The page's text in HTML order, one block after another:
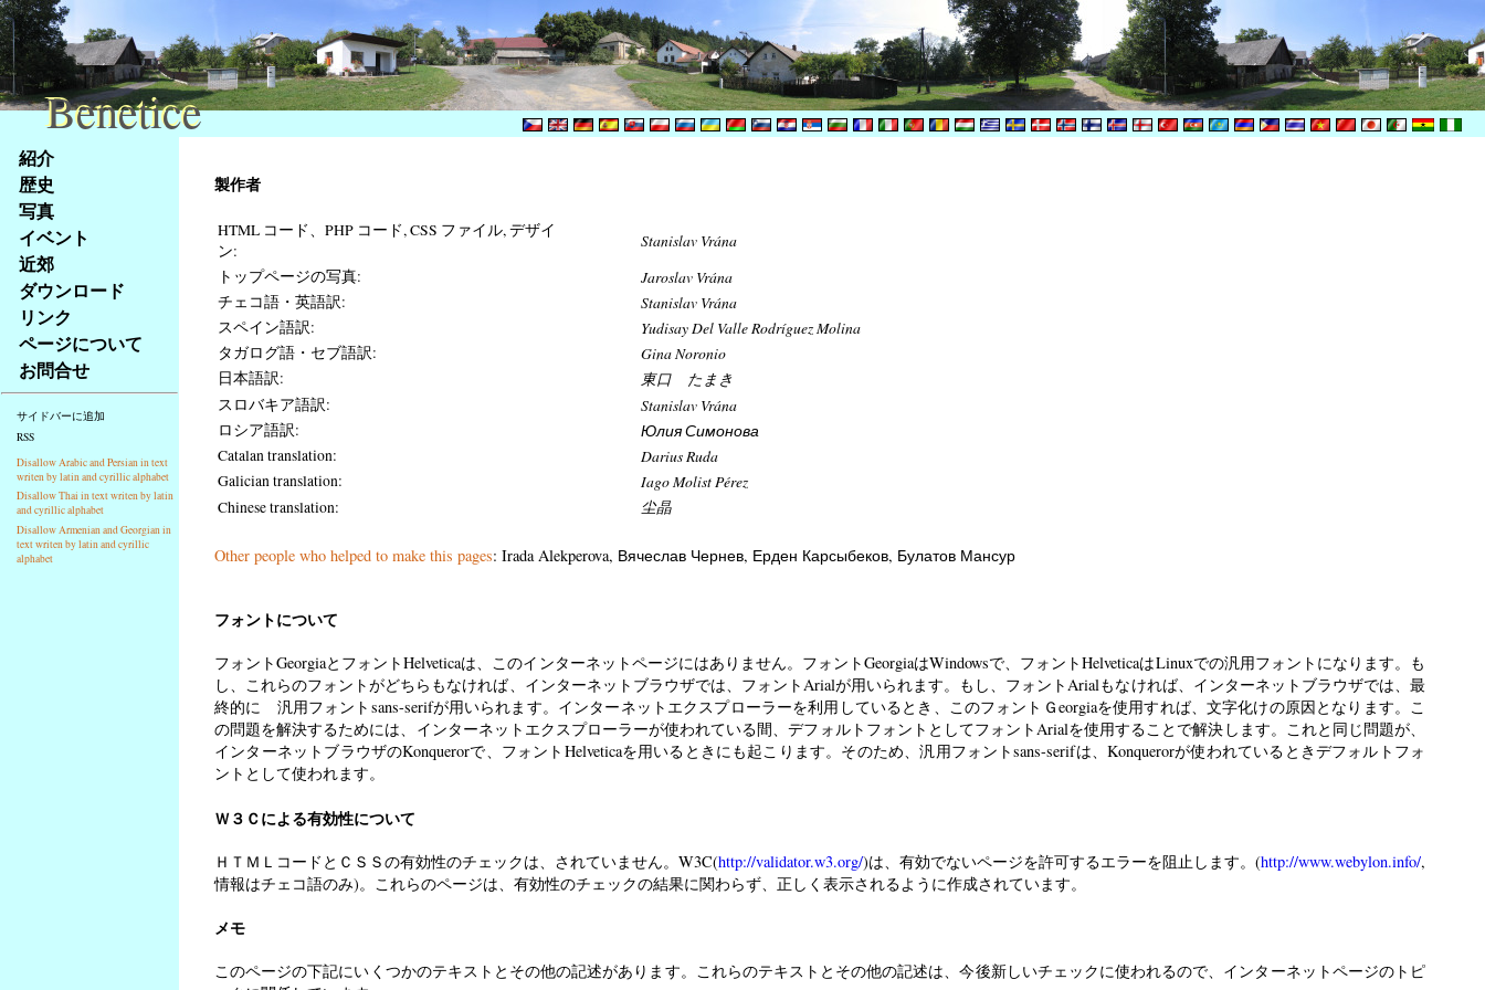
Na
obsah
stránky
Klávesové
zkratky
tomto
webu
základní
Hlavní
strana
紹介
歴史
写真
イベント
近郊
ダウンロード
リンク
ページについて
お問合せ
サイドバーに追加
RSS
Disallow Arabic and Persian in text
writen by latin and cyrillic alphabet
Disallow Thai in text writen by latin
and cyrillic alphabet
Disallow Armenian and Georgian in
text writen by latin and cyrillic
alphabet
製作者
HTML コード、PHP コード, CSS ファイル, デザイ
ン:
Stanislav Vrána
トップページの写真: Jaroslav Vrána
チェコ語・英語訳: Stanislav Vrána
スペイン語訳: Yudisay Del Valle Rodríguez Molina
タガログ語・セブ語訳: Gina Noronio
日本語訳: 東口 たまき
スロバキア語訳: Stanislav Vrána
ロシア語訳: Юлия Симонова
Catalan translation: Darius Ruda
Galician translation: Iago Molist Pérez
Chinese translation: 尘晶
Other people who helped to make this pages: Irada Alekperova, Вячеслав Чернев, Ерден Карсыбеков, Булатов Мансур
フォントについて
フォントGeorgiaとフォントHelveticaは、このインターネットページにはありません。フォントGeorgiaはWindowsで、フォントHelveticaはLinuxでの汎用フォントになります。も
し、これらのフォントがどちらもなければ、インターネットブラウザでは、フォントArialが用いられます。もし、フォントArialもなければ、インターネットブラウザでは、最
終的に 汎用フォントsans-serifが用いられます。インターネットエクスプローラーを利用しているとき、このフォントＧeorgiaを使用すれば、文字化けの原因となります。こ
の問題を解決するためには、インターネットエクスプローラーが使われている間、デフォルトフォントとしてフォントArialを使用することで解決します。これと同じ問題が、
インターネットブラウザのKonquerorで、フォントHelveticaを用いるときにも起こります。そのため、汎用フォントsans-serifは、Konquerorが使われているときデフォルトフォ
ントとして使われます。
Ｗ３Ｃによる有効性について
ＨＴＭＬコードとＣＳＳの有効性のチェックは、されていません。W3C(http://validator.w3.org/)は、有効でないページを許可するエラーを阻止します。(http://www.webylon.info/,
情報はチェコ語のみ)。これらのページは、有効性のチェックの結果に関わらず、正しく表示されるように作成されています。
メモ
このページの下記にいくつかのテキストとその他の記述があります。これらのテキストとその他の記述は、今後新しいチェックに使われるので、インターネットページのトピ
Benetice
Benetice